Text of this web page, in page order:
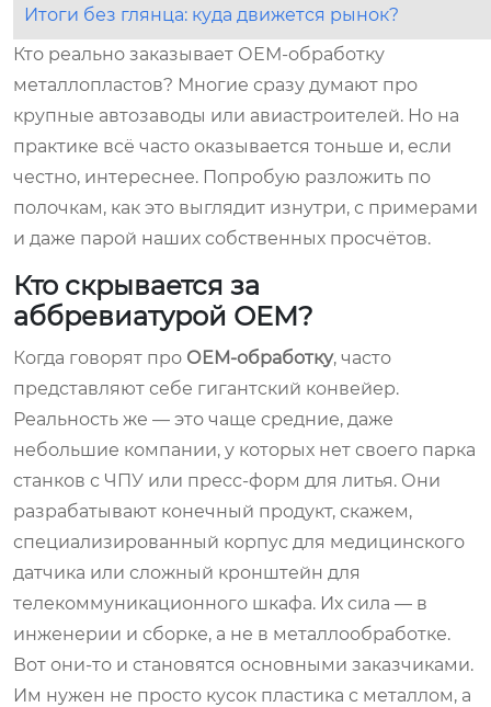
Итоги без глянца: куда движется рынок?
Кто реально заказывает ОЕМ-обработку
металлопластов? Многие сразу думают про
крупные автозаводы или авиастроителей. Но на
практике всё часто оказывается тоньше и, если
честно, интереснее. Попробую разложить по
полочкам, как это выглядит изнутри, с примерами
и даже парой наших собственных просчётов.
Кто скрывается за
аббревиатурой ОЕМ?
Когда говорят про ОЕМ-обработку, часто
представляют себе гигантский конвейер.
Реальность же — это чаще средние, даже
небольшие компании, у которых нет своего парка
станков с ЧПУ или пресс-форм для литья. Они
разрабатывают конечный продукт, скажем,
специализированный корпус для медицинского
датчика или сложный кронштейн для
телекоммуникационного шкафа. Их сила — в
инженерии и сборке, а не в металлообработке.
Вот они-то и становятся основными заказчиками.
Им нужен не просто кусок пластика с металлом, а